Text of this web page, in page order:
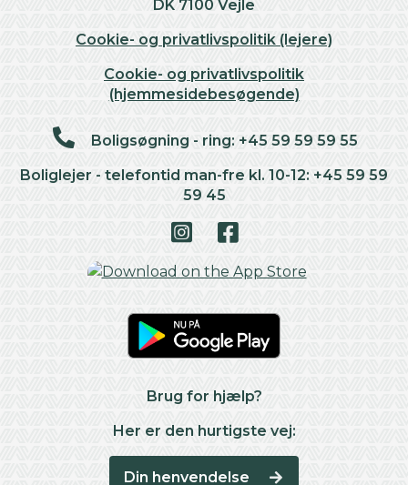
DK 7100 Vejle
Cookie- og privatlivspolitik (lejere)
Cookie- og privatlivspolitik
(hjemmesidebesøgende)
Boligsøgning - ring: +45 59 59 59 55
Boliglejer - telefontid man-fre kl. 10-12: +45 59 59
59 45
Brug for hjælp?
Her er den hurtigste vej:
Din henvendelse